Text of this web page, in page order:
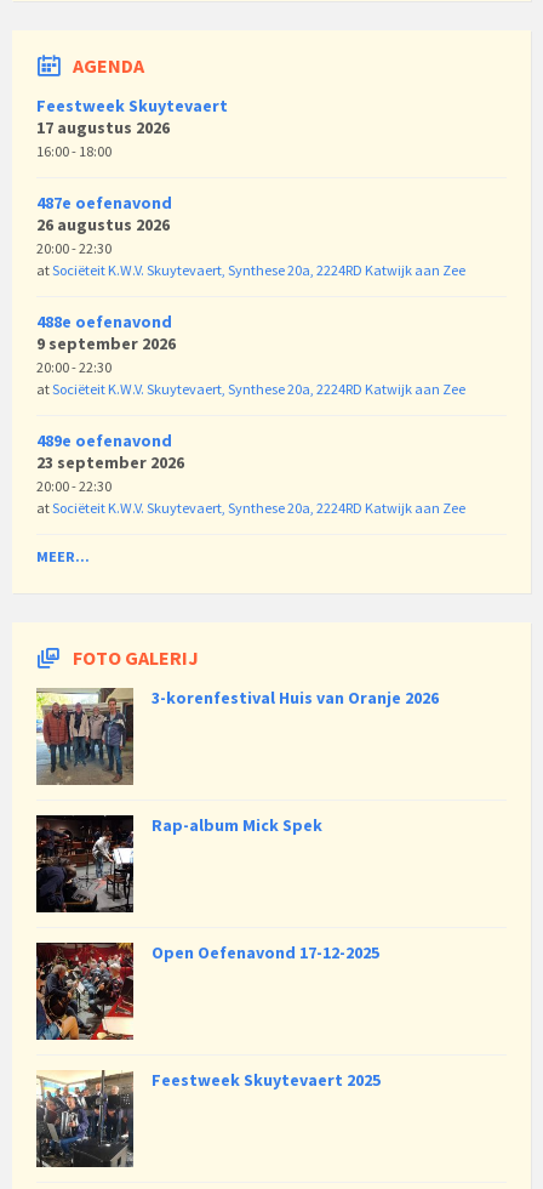
AGENDA
Feestweek Skuytevaert
17 augustus 2026
16:00 - 18:00
487e oefenavond
26 augustus 2026
20:00 - 22:30
atSociëteit K.W.V. Skuytevaert, Synthese 20a, 2224RD Katwijk aan Zee
488e oefenavond
9 september 2026
20:00 - 22:30
atSociëteit K.W.V. Skuytevaert, Synthese 20a, 2224RD Katwijk aan Zee
489e oefenavond
23 september 2026
20:00 - 22:30
atSociëteit K.W.V. Skuytevaert, Synthese 20a, 2224RD Katwijk aan Zee
MEER...
FOTO GALERIJ
3-korenfestival Huis van Oranje 2026
Rap-album Mick Spek
Open Oefenavond 17-12-2025
Feestweek Skuytevaert 2025